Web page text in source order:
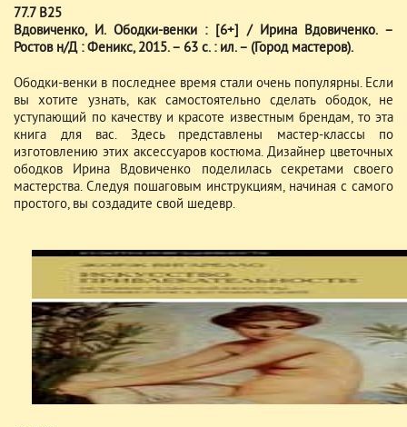
77.7 В25
Вдовиченко, И. Ободки-венки : [6+] / Ирина Вдовиченко. –
Ростов н/Д : Феникс, 2015. – 63 с. : ил. – (Город мастеров).
Ободки-венки в последнее время стали очень популярны. Если
вы хотите узнать, как самостоятельно сделать ободок, не
уступающий по качеству и красоте известным брендам, то эта
книга для вас. Здесь представлены мастер-классы по
изготовлению этих аксессуаров костюма. Дизайнер цветочных
ободков Ирина Вдовиченко поделилась секретами своего
мастерства. Следуя пошаговым инструкциям, начиная с самого
простого, вы создадите свой шедевр.